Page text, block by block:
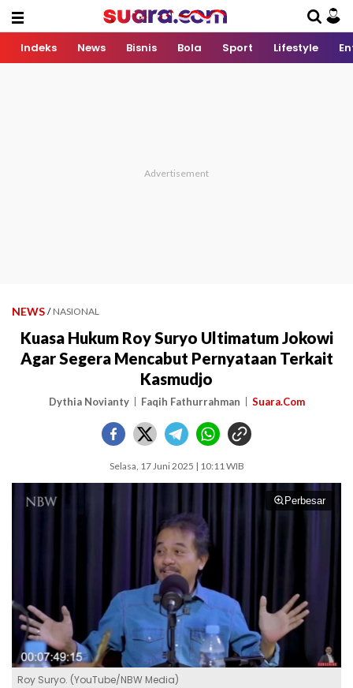
Indeks News Bisnis Bola Sport Lifestyle
NEWS / NASIONAL
Kuasa Hukum Roy Suryo Ultimatum Jokowi
Agar Segera Mencabut Pernyataan Terkait
Kasmudjo
Dythia Novianty Faqih Fathurrahman Suara.Com
Selasa, 17 Juni 2025 | 10:11 WIB
Perbesar
Roy Suryo. (YouTube/NBW Media)